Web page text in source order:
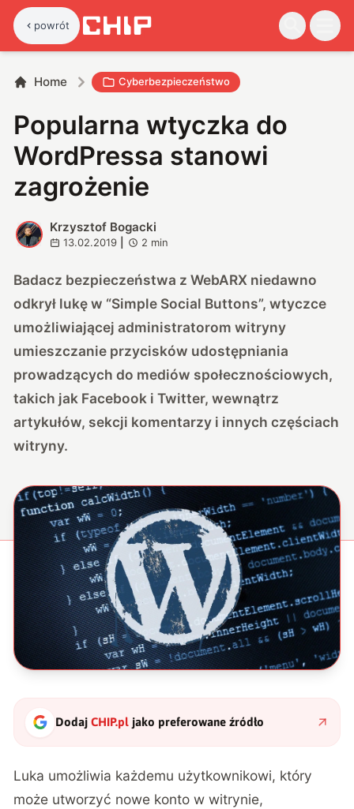
powrót
Home Cyberbezpieczeństwo
Popularna wtyczka do
WordPressa stanowi
zagrożenie
K
Krzysztof Bogacki
13.02.2019 2 min
Badacz bezpieczeństwa z WebARX niedawno
odkrył lukę w “Simple Social Buttons”, wtyczce
umożliwiającej administratorom witryny
umieszczanie przycisków udostępniania
prowadzących do mediów społecznościowych,
takich jak Facebook i Twitter, wewnątrz
artykułów, sekcji komentarzy i innych częściach
witryny.
DodajCHIP.pl jako preferowane źródło
Luka umożliwia każdemu użytkownikowi, który
może utworzyć nowe konto w witrynie,